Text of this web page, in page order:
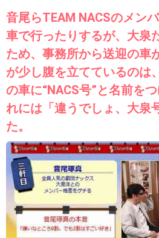
音尾らTEAM NACSのメン
車で行ったりするが、大泉
ため、事務所から送迎の車
が少し腹を立てているのは
の車に“NACS号”と名前を
れには「違うでしょ、大泉
た。